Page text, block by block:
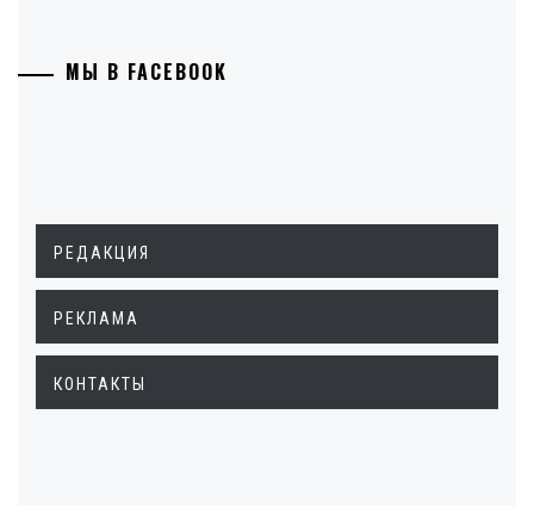
МЫ В FACEBOOK
РЕДАКЦИЯ
РЕКЛАМА
КОНТАКТЫ